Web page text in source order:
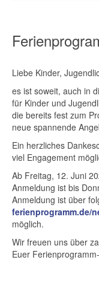
Liebe Kinder,
es ist soweit, auch in
für Kinder und
die bereits fest zum
neue spannende
Ein herzliches
viel Engagement
Ab Freitag, 12. Juni
Anmeldung ist bis
Anmeldung ist über
ferienprogramm.de/
möglich.
Wir freuen uns über
Euer